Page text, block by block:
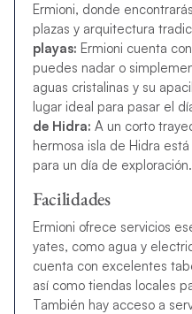
Ermioni, donde
plazas y arquitectura
playas: Ermioni cuenta
puedes nadar o
aguas cristalinas y su
lugar ideal para pasar el
de Hidra: A un corto
hermosa isla de Hidra
para un día de exploración.
Facilidades
Ermioni ofrece servicios
yates, como agua y
cuenta con excelentes
así como tiendas locales
También hay acceso a